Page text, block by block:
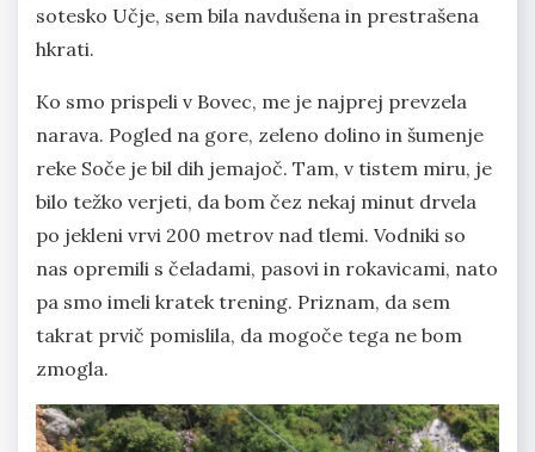
sotesko Učje, sem bila navdušena in prestrašena
hkrati.
Ko smo prispeli v Bovec, me je najprej prevzela
narava. Pogled na gore, zeleno dolino in šumenje
reke Soče je bil dih jemajoč. Tam, v tistem miru, je
bilo težko verjeti, da bom čez nekaj minut drvela
po jekleni vrvi 200 metrov nad tlemi. Vodniki so
nas opremili s čeladami, pasovi in rokavicami, nato
pa smo imeli kratek trening. Priznam, da sem
takrat prvič pomislila, da mogoče tega ne bom
zmogla.